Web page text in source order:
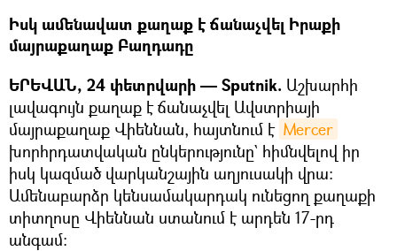
Իսկ ամենավատ քաղաք է ճանաչվել Իրաքի
մայրաքաղաք Բաղդադը
ԵՐԵՎԱՆ, 24 փետրվարի — Sputnik. Աշխարհի
լավագույն քաղաք է ճանաչվել Ավստրիայի
մայրաքաղաք Վիեննան, հայտնում է Mercer
խորհրդատվական ընկերությունը` հիմնվելով իր
իսկ կազմած վարկանշային աղյուսակի վրա։
Ամենաբարձր կենսամակարդակ ունեցող քաղաքի
տիտղոսը Վիեննան ստանում է արդեն 17-րդ
անգամ։